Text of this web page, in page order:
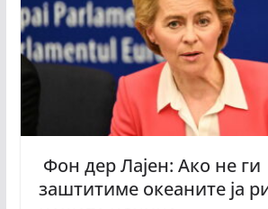
Фон дер Лајен: Ако не ги
заштитиме океаните ја